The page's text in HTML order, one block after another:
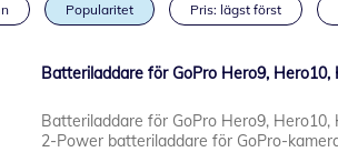
Popularitet Pris: lägst först
Batteriladdare för GoPro Hero9, Hero10,
Batteriladdare för GoPro Hero9, Hero10,
2-Power batteriladdare för GoPro-